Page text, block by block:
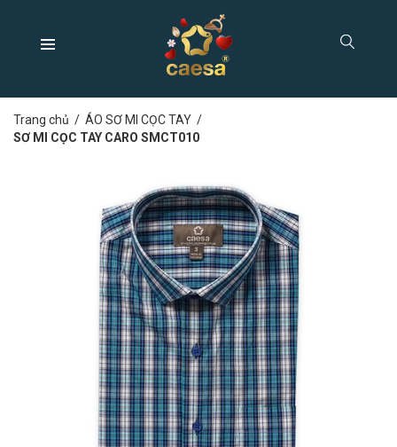
Trang chủ / ÁO SƠ MI CỌC TAY /
SƠ MI CỌC TAY CARO SMCT010